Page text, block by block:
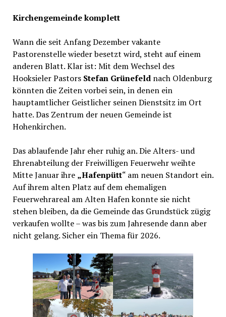
Kirchengemeinde komplett
Wann die seit Anfang Dezember vakante
Pastorenstelle wieder besetzt wird, steht auf einem
anderen Blatt. Klar ist: Mit dem Wechsel des
Hooksieler Pastors Stefan Grünefeld nach Oldenburg
könnten die Zeiten vorbei sein, in denen ein
hauptamtlicher Geistlicher seinen Dienstsitz im Ort
hatte. Das Zentrum der neuen Gemeinde ist
Hohenkirchen.
Das ablaufende Jahr eher ruhig an. Die Alters- und
Ehrenabteilung der Freiwilligen Feuerwehr weihte
Mitte Januar ihre „Hafenpütt“ am neuen Standort ein.
Auf ihrem alten Platz auf dem ehemaligen
Feuerwehrareal am Alten Hafen konnte sie nicht
stehen bleiben, da die Gemeinde das Grundstück zügig
verkaufen wollte – was bis zum Jahresende dann aber
nicht gelang. Sicher ein Thema für 2026.